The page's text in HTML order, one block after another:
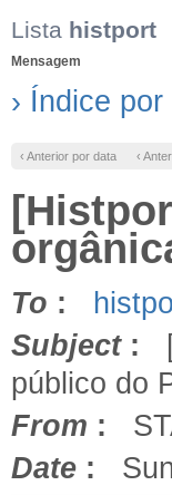
Lista histport
Mensagem
› Índice
‹ Anterior por data ‹
To :
Subject:
público do
From :
Date :